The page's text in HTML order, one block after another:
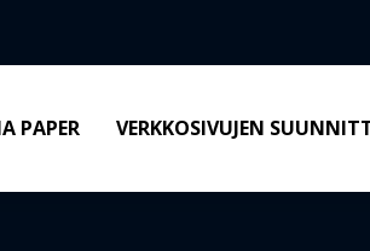
PAPER VERKKOSIVUJEN